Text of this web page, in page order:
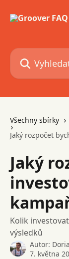
Vyhledat v
Všechny sbírky
Jaký rozpočet
Jaký
Kolik
výsledků
Autor:
7. května